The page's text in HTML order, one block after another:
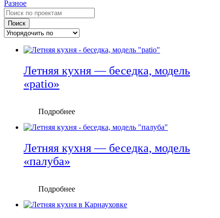
Разное
Поиск
Летняя кухня — беседка, модель
«patio»
Подробнее
Летняя кухня — беседка, модель
«палуба»
Подробнее